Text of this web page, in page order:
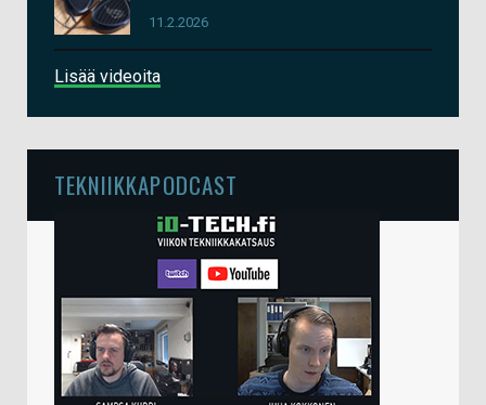
11.2.2026
Lisää videoita
TEKNIIKKAPODCAST